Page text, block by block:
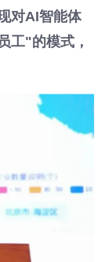
对AI智能体
工"的模式，